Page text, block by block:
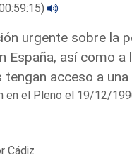
urgente sobre la
España, así como
tengan acceso a una
en el Pleno el 19/12/
Cádiz